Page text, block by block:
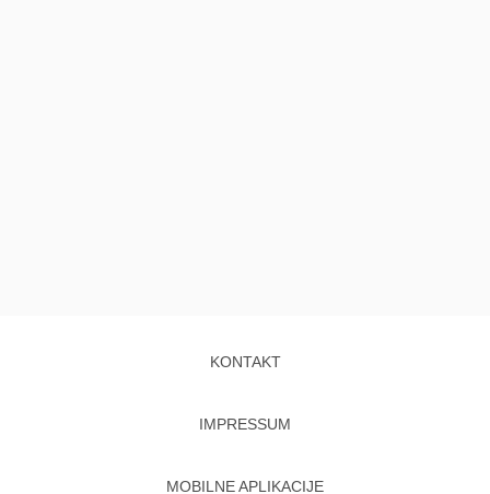
KONTAKT
IMPRESSUM
MOBILNE APLIKACIJE